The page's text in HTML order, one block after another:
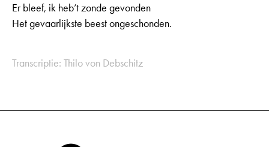
Er bleef, ik heb’t zonde gevonden
Het gevaarlijkste beest ongeschonden.
Transcriptie: Thilo von Debschitz